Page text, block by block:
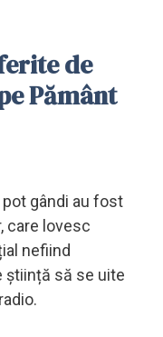
de
Pământ
gândi au fost
care lovesc
nefiind
știință să se uite